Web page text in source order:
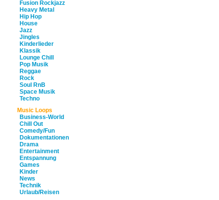
Fusion Rockjazz
Heavy Metal
Hip Hop
House
Jazz
Jingles
Kinderlieder
Klassik
Lounge Chill
Pop Musik
Reggae
Rock
Soul RnB
Space Musik
Techno
Music Loops
Business-World
Chill Out
Comedy/Fun
Dokumentationen
Drama
Entertainment
Entspannung
Games
Kinder
News
Technik
Urlaub/Reisen